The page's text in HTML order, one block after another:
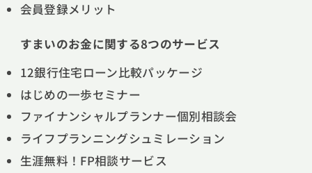
会員登録メリット
すまいのお金に関する8つのサービス
12銀行住宅ローン比較パッケージ
はじめの一歩セミナー
ファイナンシャルプランナー個別相談会
ライフプランニングシュミレーション
生涯無料！FP相談サービス